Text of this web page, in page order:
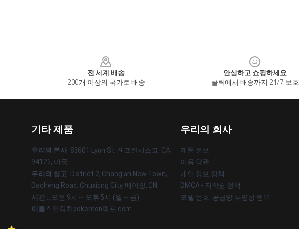
전 세계 배송
200개 이상의 국가로 배송
안심하고 쇼핑하세요
클릭에서 배송까지 24/7 보호
기타 제품
우리의 본사: 83601 Lyon St, 샌프란시스코, CA
94123, 미국
우리의 창고: District 2, Chang'an New Town,
Dacheng Road, Chuxiong City, 베이징, CN
시간 :: 오전 9시 ~ 오후 5시 (월 ~ 금)
이름 *: 연락처pokemon램프.com
우리의 회사
제품 정보
이용 약관
개인 정보 정책
DMCA - 저작권 정책
모델 번호: 공급망 투명성 행위